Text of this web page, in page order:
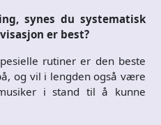
synes du systematisk
er best?
rutiner er den beste
og vil i lengden også være
i stand til å kunne